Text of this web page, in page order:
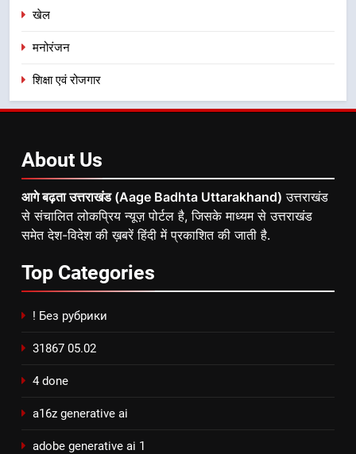
खेल
मनोरंजन
शिक्षा एवं रोजगार
About Us
आगे बढ़ता उत्तराखंड (Aage Badhta Uttarakhand) उत्तराखंड
से संचालित लोकप्रिय न्यूज़ पोर्टल है, जिसके माध्यम से उत्तराखंड
समेत देश-विदेश की ख़बरें हिंदी में प्रकाशित की जाती है.
Top Categories
! Без рубрики
31867 05.02
4 done
a16z generative ai
adobe generative ai 1